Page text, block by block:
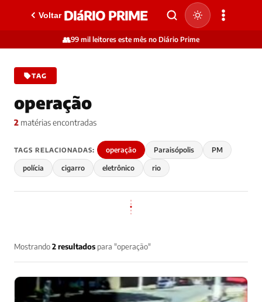
Voltar DIáRIO PRIME
👥99 mil leitores este mês no Diário Prime
TAG
operação
2 matérias encontradas
TAGS RELACIONADAS: operação Paraisópolis PM
polícia cigarro eletrônico rio
Mostrando2 resultados para "operação"